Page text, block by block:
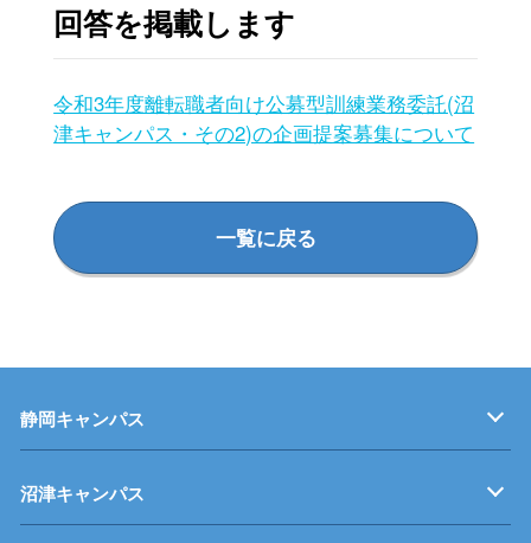
受験生の方へ(67)
キャンパスニュース(29)
事業者の方へ(308)
修了生の方へ(2)
回答を掲載します
令和3年度離転職者向け公募型訓練業務委託(沼
津キャンパス・その2)の企画提案募集について
一覧に戻る
静岡キャンパス
キャンパス紹介
機械・制御技術科
電気技術科
建築設備科
沼津キャンパス